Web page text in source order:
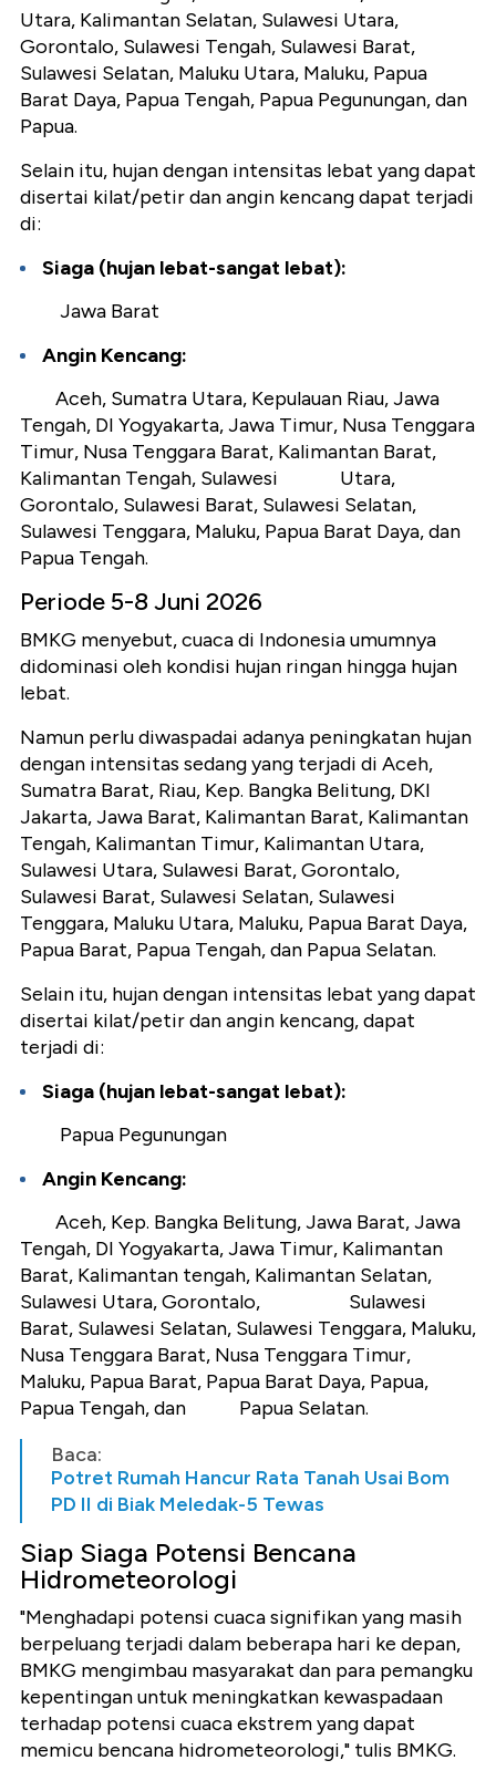
Utara, Kalimantan Selatan, Sulawesi Utara,
Gorontalo, Sulawesi Tengah, Sulawesi Barat,
Sulawesi Selatan, Maluku Utara, Maluku, Papua
Barat Daya, Papua Tengah, Papua Pegunungan, dan
Papua.
Selain itu, hujan dengan intensitas lebat yang dapat
disertai kilat/petir dan angin kencang dapat terjadi
di:
Siaga (hujan lebat-sangat lebat):
Jawa Barat
Angin Kencang:
Aceh, Sumatra Utara, Kepulauan Riau, Jawa
Tengah, DI Yogyakarta, Jawa Timur, Nusa Tenggara
Timur, Nusa Tenggara Barat, Kalimantan Barat,
Kalimantan Tengah, Sulawesi Utara,
Gorontalo, Sulawesi Barat, Sulawesi Selatan,
Sulawesi Tenggara, Maluku, Papua Barat Daya, dan
Papua Tengah.
Periode 5-8 Juni 2026
BMKG menyebut, cuaca di Indonesia umumnya
didominasi oleh kondisi hujan ringan hingga hujan
lebat.
Namun perlu diwaspadai adanya peningkatan hujan
dengan intensitas sedang yang terjadi di Aceh,
Sumatra Barat, Riau, Kep. Bangka Belitung, DKI
Jakarta, Jawa Barat, Kalimantan Barat, Kalimantan
Tengah, Kalimantan Timur, Kalimantan Utara,
Sulawesi Utara, Sulawesi Barat, Gorontalo,
Sulawesi Barat, Sulawesi Selatan, Sulawesi
Tenggara, Maluku Utara, Maluku, Papua Barat Daya,
Papua Barat, Papua Tengah, dan Papua Selatan.
Selain itu, hujan dengan intensitas lebat yang dapat
disertai kilat/petir dan angin kencang, dapat
terjadi di:
Siaga (hujan lebat-sangat lebat):
Papua Pegunungan
Angin Kencang:
Aceh, Kep. Bangka Belitung, Jawa Barat, Jawa
Tengah, DI Yogyakarta, Jawa Timur, Kalimantan
Barat, Kalimantan tengah, Kalimantan Selatan,
Sulawesi Utara, Gorontalo, Sulawesi
Barat, Sulawesi Selatan, Sulawesi Tenggara, Maluku,
Nusa Tenggara Barat, Nusa Tenggara Timur,
Maluku, Papua Barat, Papua Barat Daya, Papua,
Papua Tengah, dan Papua Selatan.
Baca:
Potret Rumah Hancur Rata Tanah Usai Bom
PD II di Biak Meledak-5 Tewas
Siap Siaga Potensi Bencana
Hidrometeorologi
"Menghadapi potensi cuaca signifikan yang masih
berpeluang terjadi dalam beberapa hari ke depan,
BMKG mengimbau masyarakat dan para pemangku
kepentingan untuk meningkatkan kewaspadaan
terhadap potensi cuaca ekstrem yang dapat
memicu bencana hidrometeorologi," tulis BMKG.